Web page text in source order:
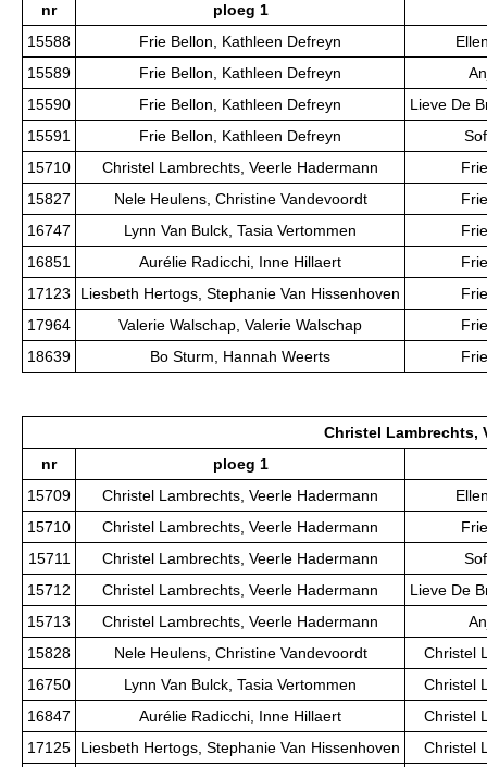
nr
ploeg 1
15588
Frie Bellon, Kathleen Defreyn
15589
Frie Bellon, Kathleen Defreyn
15590
Frie Bellon, Kathleen Defreyn
Lieve De
15591
Frie Bellon, Kathleen Defreyn
15710
Christel Lambrechts, Veerle Hadermann
15827
Nele Heulens, Christine Vandevoordt
16747
Lynn Van Bulck, Tasia Vertommen
16851
Aurélie Radicchi, Inne Hillaert
17123
Liesbeth Hertogs, Stephanie Van Hissenhoven
17964
Valerie Walschap, Valerie Walschap
18639
Bo Sturm, Hannah Weerts
Christel Lambrechts,
nr
ploeg 1
15709
Christel Lambrechts, Veerle Hadermann
15710
Christel Lambrechts, Veerle Hadermann
15711
Christel Lambrechts, Veerle Hadermann
15712
Christel Lambrechts, Veerle Hadermann
Lieve De
15713
Christel Lambrechts, Veerle Hadermann
15828
Nele Heulens, Christine Vandevoordt
Christel
16750
Lynn Van Bulck, Tasia Vertommen
Christel
16847
Aurélie Radicchi, Inne Hillaert
Christel
17125
Liesbeth Hertogs, Stephanie Van Hissenhoven Christel